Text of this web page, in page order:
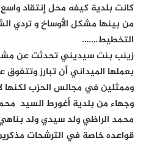
كانت بلدية كيفه محل إنتقاد
من بينها مشكل الأوساخ و تردي
التخطيط…….
زينب بنت سيديني تحدثت عن
بعملها الميداني أن تبارز
وممثلين في مجالس الحزب لكنها
وجهاء من بلدية أغورط السيد
محمد الراظي ولد سيدي ولد
قواعده خاصة في الترشحات